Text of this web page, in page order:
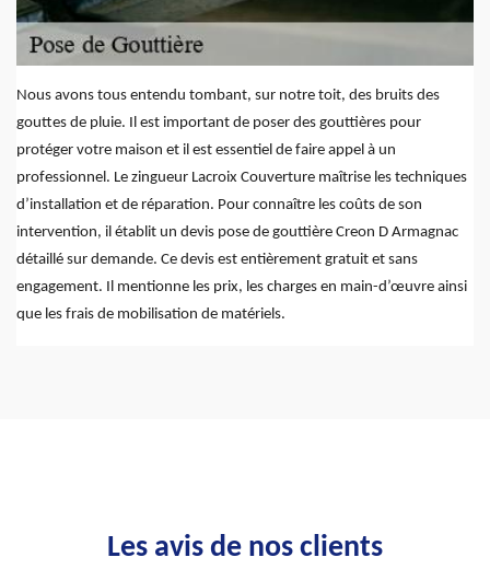
Nous avons tous entendu tombant, sur notre toit, des bruits des
gouttes de pluie. Il est important de poser des gouttières pour
protéger votre maison et il est essentiel de faire appel à un
professionnel. Le zingueur Lacroix Couverture maîtrise les techniques
d’installation et de réparation. Pour connaître les coûts de son
intervention, il établit un devis pose de gouttière Creon D Armagnac
détaillé sur demande. Ce devis est entièrement gratuit et sans
engagement. Il mentionne les prix, les charges en main-d’œuvre ainsi
que les frais de mobilisation de matériels.
Les avis de nos clients